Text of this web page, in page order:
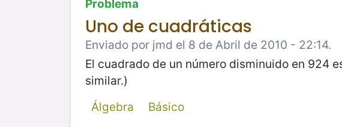
Problema
Uno de cuadráticas
Enviado por jmd el 8 de Abril de 2010 - 22:14.
El cuadrado de un número disminuido en 924
similar.)
Álgebra
Básico